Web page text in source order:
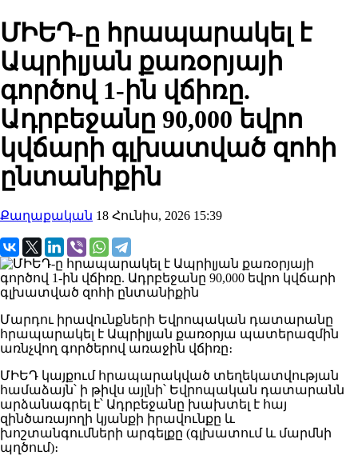
ՄԻԵԴ-ը հրապարակել է
Ապրիլյան քառօրյայի
գործով 1-ին վճիռը.
Ադրբեջանը 90,000 եվրո
կվճարի գլխատված զոհի
ընտանիքին
Քաղաքական 18 Հունիս, 2026 15:39
Մարդու իրավունքների Եվրոպական դատարանը
հրապարակել է Ապրիլյան քառօրյա պատերազմին
առնչվող գործերով առաջին վճիռը։
ՄԻԵԴ կայքում հրապարակված տեղեկատվության
համաձայն՝ ի թիվս այլնի՝ Եվրոպական դատարանն
արձանագրել է՝ Ադրբեջանը խախտել է հայ
զինծառայողի կյանքի իրավունքը և
խոշտանգումների արգելքը (գլխատում և մարմնի
պղծում)։